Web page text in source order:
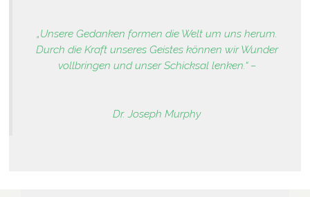
„Unsere Gedanken formen die Welt um uns herum.
Durch die Kraft unseres Geistes können wir Wunder
vollbringen und unser Schicksal lenken.“ –
Dr. Joseph Murphy